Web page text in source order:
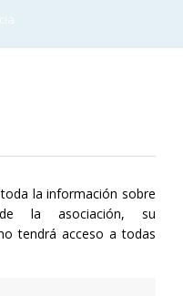
la información sobre
la asociación, su
tendrá acceso a todas